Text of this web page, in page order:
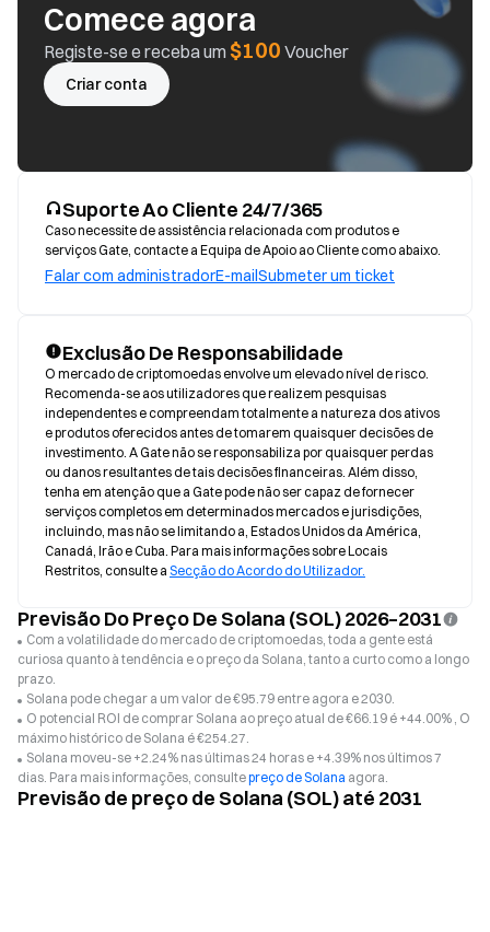
Comece agora
Registe-se e receba um $100 Voucher
Criar conta
Suporte Ao Cliente 24/7/365
Caso necessite de assistência relacionada com produtos e
serviços Gate, contacte a Equipa de Apoio ao Cliente como abaixo.
Falar com administradorE-mailSubmeter um ticket
Exclusão De Responsabilidade
O mercado de criptomoedas envolve um elevado nível de risco.
Recomenda-se aos utilizadores que realizem pesquisas
independentes e compreendam totalmente a natureza dos ativos
e produtos oferecidos antes de tomarem quaisquer decisões de
investimento. A Gate não se responsabiliza por quaisquer perdas
ou danos resultantes de tais decisões financeiras. Além disso,
tenha em atenção que a Gate pode não ser capaz de fornecer
serviços completos em determinados mercados e jurisdições,
incluindo, mas não se limitando a, Estados Unidos da América,
Canadá, Irão e Cuba. Para mais informações sobre Locais
Restritos, consulte a Secção do Acordo do Utilizador.
Previsão Do Preço De Solana (SOL) 2026–2031
Com a volatilidade do mercado de criptomoedas, toda a gente está
curiosa quanto à tendência e o preço da Solana, tanto a curto como a longo
prazo.
Solana pode chegar a um valor de €95.79 entre agora e 2030.
O potencial ROI de comprar Solana ao preço atual de €66.19 é +44.00% , O
máximo histórico de Solana é €254.27.
Solana moveu-se +2.24% nas últimas 24 horas e +4.39% nos últimos 7
dias. Para mais informações, consultepreço de Solana agora.
Previsão de preço de Solana (SOL) até 2031